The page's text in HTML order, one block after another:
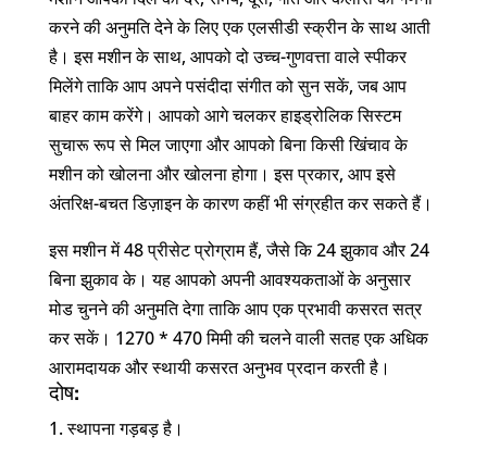
करने की अनुमति देने के लिए एक एलसीडी स्क्रीन के साथ आती
है। इस मशीन के साथ, आपको दो उच्च-गुणवत्ता वाले स्पीकर
मिलेंगे ताकि आप अपने पसंदीदा संगीत को सुन सकें, जब आप
बाहर काम करेंगे। आपको आगे चलकर हाइड्रोलिक सिस्टम
सुचारू रूप से मिल जाएगा और आपको बिना किसी खिंचाव के
मशीन को खोलना और खोलना होगा। इस प्रकार, आप इसे
अंतरिक्ष-बचत डिज़ाइन के कारण कहीं भी संग्रहीत कर सकते हैं।
इस मशीन में 48 प्रीसेट प्रोग्राम हैं, जैसे कि 24 झुकाव और 24
बिना झुकाव के। यह आपको अपनी आवश्यकताओं के अनुसार
मोड चुनने की अनुमति देगा ताकि आप एक प्रभावी कसरत सत्र
कर सकें। 1270 * 470 मिमी की चलने वाली सतह एक अधिक
आरामदायक और स्थायी कसरत अनुभव प्रदान करती है।
दोष:
स्थापना गड़बड़ है।